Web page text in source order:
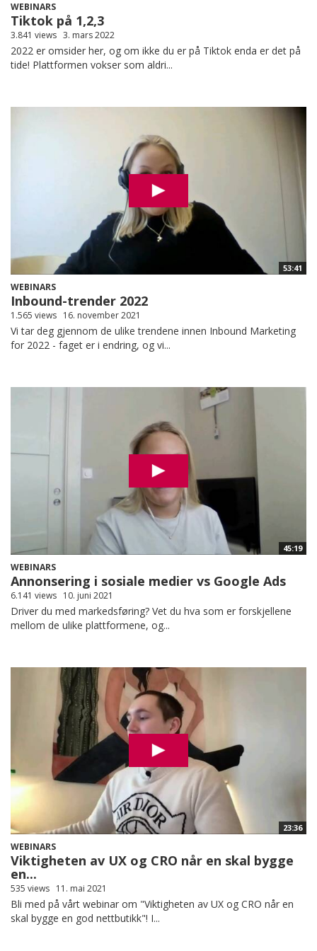
WEBINARS
Tiktok på 1,2,3
3.841 views 3. mars 2022
2022 er omsider her, og om ikke du er på Tiktok enda er det på
tide! Plattformen vokser som aldri...
53:41
WEBINARS
Inbound-trender 2022
1.565 views 16. november 2021
Vi tar deg gjennom de ulike trendene innen Inbound Marketing
for 2022 - faget er i endring, og vi...
45:19
WEBINARS
Annonsering i sosiale medier vs Google Ads
6.141 views 10. juni 2021
Driver du med markedsføring? Vet du hva som er forskjellene
mellom de ulike plattformene, og...
23:36
WEBINARS
Viktigheten av UX og CRO når en skal bygge
en...
535 views 11. mai 2021
Bli med på vårt webinar om "Viktigheten av UX og CRO når en
skal bygge en god nettbutikk"! I...